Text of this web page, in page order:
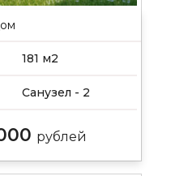
181 м2
Санузел - 2
рублей